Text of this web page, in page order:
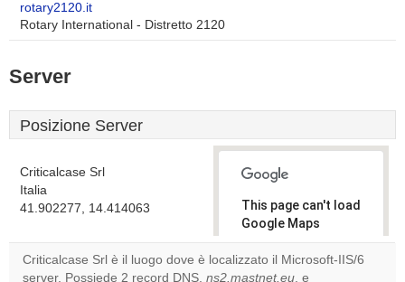
rotary2120.it
Rotary International - Distretto 2120
Server
Posizione Server
Criticalcase Srl
Italia
41.902277, 14.414063
This page can't load
Google Maps
correctly.
Criticalcase Srl è il luogo dove è localizzato il Microsoft-IIS/6
server. Possiede 2 record DNS, ns2.mastnet.eu, e